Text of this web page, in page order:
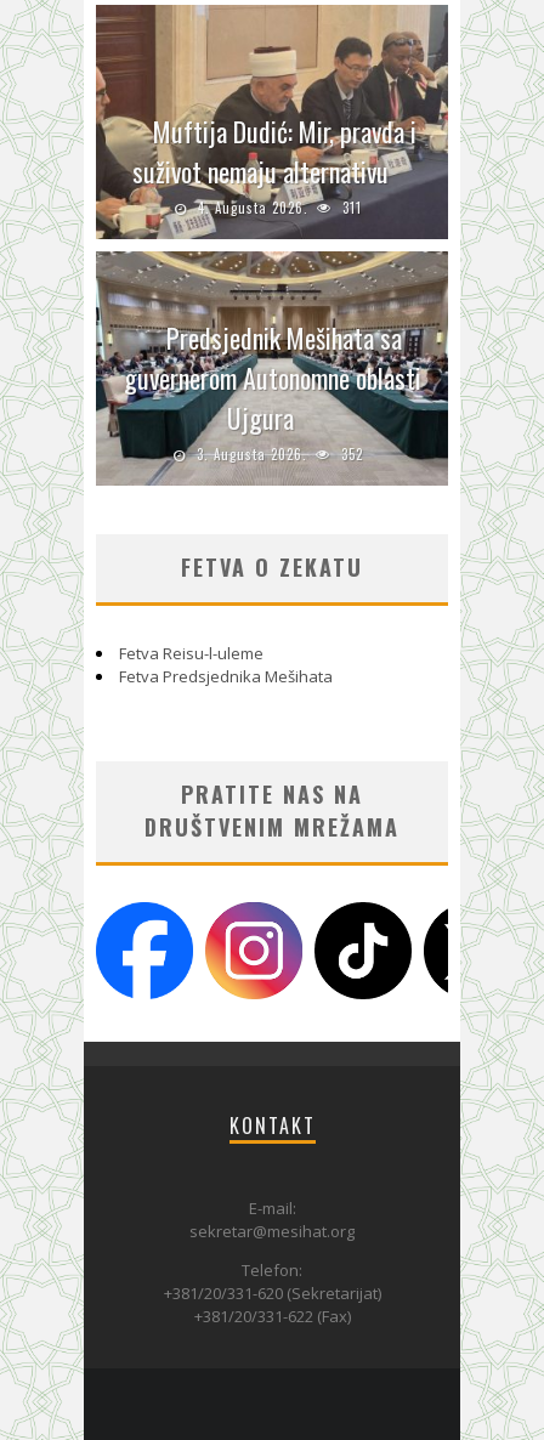
Muftija Dudić: Mir, pravda i
suživot nemaju alternativu
4. Augusta 2026. 311
Predsjednik Mešihata sa
guvernerom Autonomne oblasti
Ujgura
3. Augusta 2026. 352
FETVA O ZEKATU
Fetva Reisu-l-uleme
Fetva Predsjednika Mešihata
PRATITE NAS NA
DRUŠTVENIM MREŽAMA
KONTAKT
E-mail:
sekretar@mesihat.org
Telefon:
+381/20/331-620 (Sekretarijat)
+381/20/331-622 (Fax)